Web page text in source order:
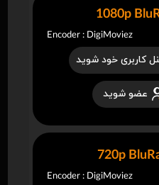
کاربری خود شوید
عضو شوید
1080p
Encoder : DigiMoviez
720p
Encoder : DigiMoviez